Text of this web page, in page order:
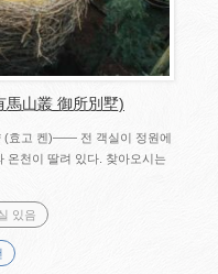
馬山叢 御所別墅)
(효고 켄)―― 전 객실이 정원에
온천이 딸려 있다. 찾아오시는
있음